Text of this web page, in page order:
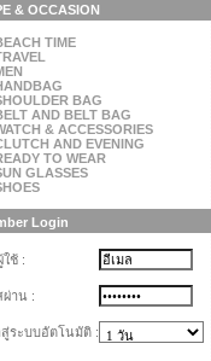
& OCCASION
TIME
BAG
AND BELT BAG
& ACCESSORIES
AND EVENING
TO WEAR
GLASSES
Login
ช้ :
ผ่าน :
สู่ระบบอัตโนมัติ :